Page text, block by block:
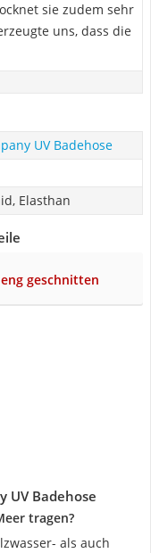
sie zudem sehr
uns, dass die
UV Badehose
Elasthan
eng geschnitten
UV Badehose
tragen?
als auch